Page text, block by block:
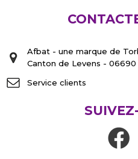
Afbat - une marque de
Canton de Levens - 06690
Service clients